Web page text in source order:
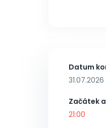
Datum
31.07.2026
Začátek
21:00